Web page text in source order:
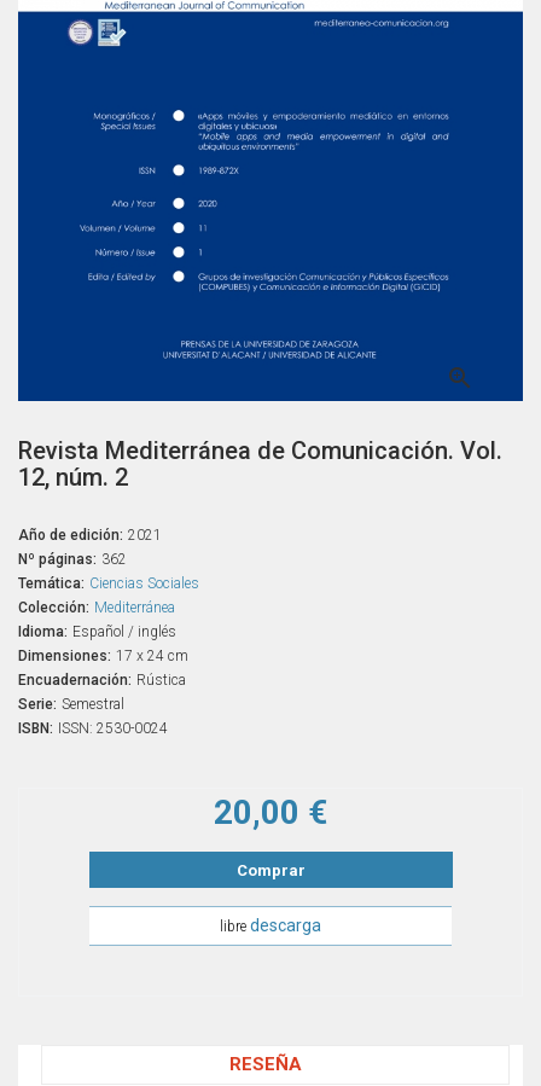

Revista Mediterránea de Comunicación. Vol.
12, núm. 2
Año de edición: 2021
Nº páginas: 362
Temática: Ciencias Sociales
Colección: Mediterránea
Idioma: Español / inglés
Dimensiones: 17 x 24 cm
Encuadernación: Rústica
Serie: Semestral
ISBN: ISSN: 2530-0024
20,00 €
Comprar
libre descarga
RESEÑA